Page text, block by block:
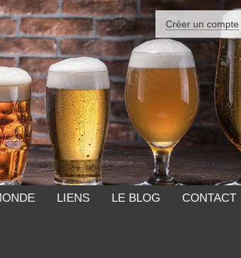
Créer un compte
LIENS LE BLOG CONTACT